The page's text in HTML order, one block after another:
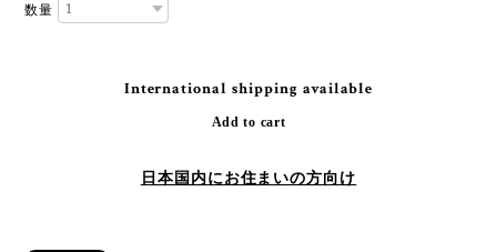
数量
International shipping available
Add to cart
日本国内にお住まいの方向け